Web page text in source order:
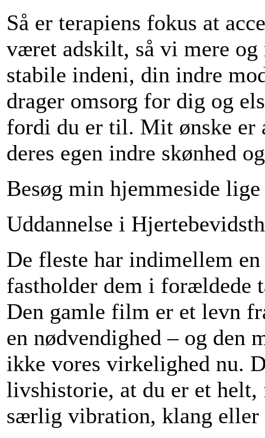
Så er terapiens fokus at
været adskilt, så vi mere
stabile indeni, din indre
drager omsorg for dig og
fordi du er til. Mit ønske er
deres egen indre skønhed
Besøg min hjemmeside
Uddannelse i
De fleste har indimellem
fastholder dem i forældede
Den gamle film er et levn
en nødvendighed – og den
ikke vores virkelighed nu.
livshistorie, at du er et
særlig vibration, klang eller